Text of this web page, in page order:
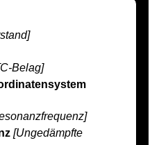
Belag]
[Ungedämpfte